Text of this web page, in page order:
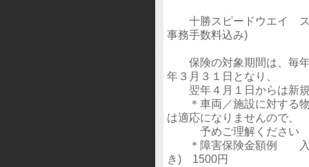
十勝スピードウエイ
事務手数料込み)
保険の対象期間は、毎年
年３月３１日となり、
翌年４月１日からは新
＊車両／施設に対する物
は適応になりませんので、
予めご理解くださ
＊障害保険金額例 入
き) 1500円